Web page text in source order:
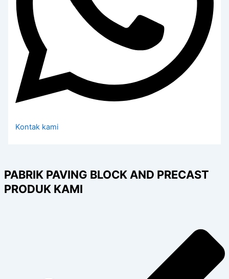
Kontak kami
PABRIK PAVING BLOCK AND PRECAST
PRODUK KAMI